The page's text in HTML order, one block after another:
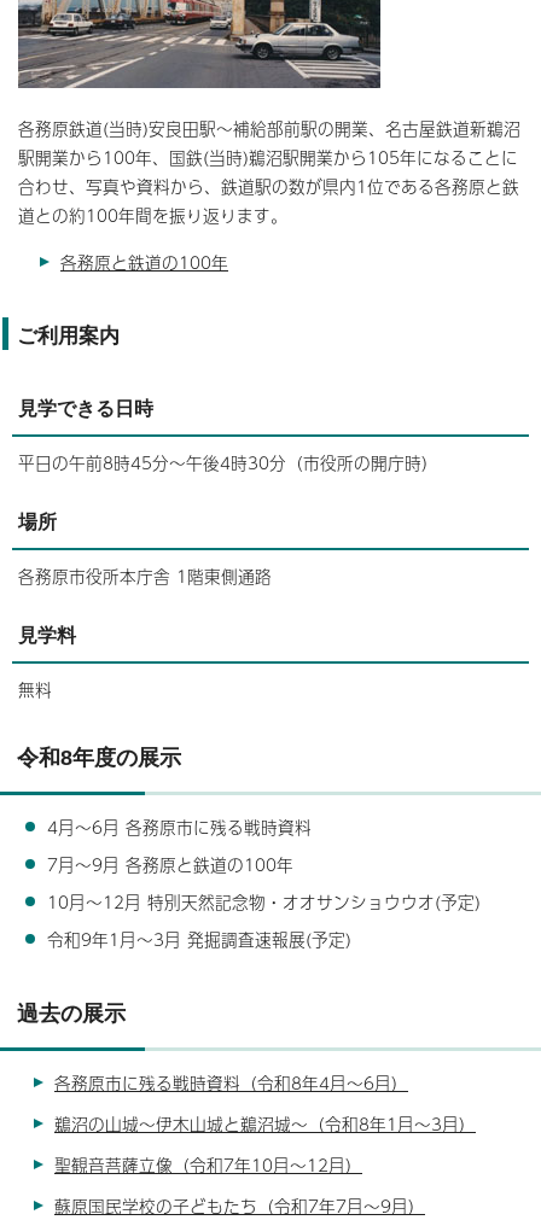
各務原鉄道(当時)安良田駅～補給部前駅の開業、名古屋鉄道新鵜沼
駅開業から100年、国鉄(当時)鵜沼駅開業から105年になることに
合わせ、写真や資料から、鉄道駅の数が県内1位である各務原と鉄
道との約100年間を振り返ります。
各務原と鉄道の100年
ご利用案内
見学できる日時
平日の午前8時45分～午後4時30分（市役所の開庁時）
場所
各務原市役所本庁舎 1階東側通路
見学料
無料
令和8年度の展示
4月～6月 各務原市に残る戦時資料
7月～9月 各務原と鉄道の100年
10月～12月 特別天然記念物・オオサンショウウオ(予定)
令和9年1月～3月 発掘調査速報展(予定)
過去の展示
各務原市に残る戦時資料（令和8年4月～6月）
鵜沼の山城～伊木山城と鵜沼城～（令和8年1月～3月）
聖観音菩薩立像（令和7年10月～12月）
蘇原国民学校の子どもたち（令和7年7月～9月）